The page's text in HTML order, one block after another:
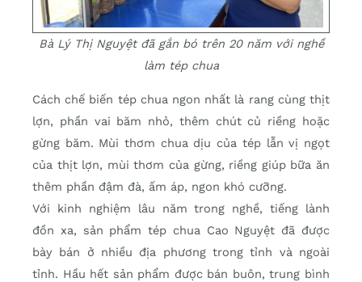
Bà Lý Thị Nguyệt đã gắn bó trên 20 năm với nghề
làm tép chua
Cách chế biến tép chua ngon nhất là rang cùng thịt
lợn, phần vai băm nhỏ, thêm chút củ riềng hoặc
gừng băm. Mùi thơm chua dịu của tép lẫn vị ngọt
của thịt lợn, mùi thơm của gừng, riềng giúp bữa ăn
thêm phần đậm đà, ấm áp, ngon khó cưỡng.
Với kinh nghiệm lâu năm trong nghề, tiếng lành
đồn xa, sản phẩm tép chua Cao Nguyệt đã được
bày bán ở nhiều địa phương trong tỉnh và ngoài
tỉnh. Hầu hết sản phẩm được bán buôn, trung bình